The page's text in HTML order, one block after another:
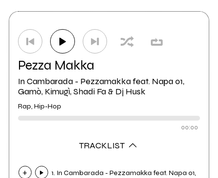
Pezza Makka
In Cambarada - Pezzamakka feat. Napa 01,
Gamò, Kimugì, Shadi Fa & Dj Husk
Rap, Hip-Hop
00:00
TRACKLIST
1. In Cambarada - Pezzamakka feat. Napa 01,